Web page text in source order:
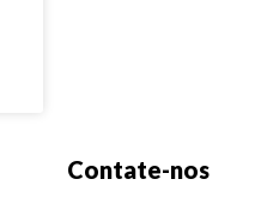
Contate-nos